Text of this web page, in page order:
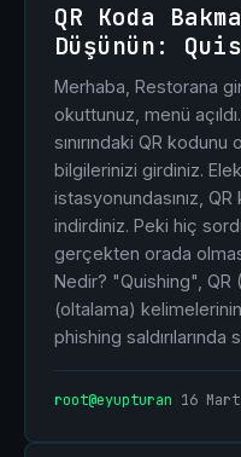
QR Koda
Düşünün:
Merhaba, Restorana
okuttunuz, menü
sınırındaki QR
bilgilerinizi girdiniz.
istasyonundasınız,
indirdiniz. Peki hiç
gerçekten orada
Nedir? "Quishing",
(oltalama)
phishing
root@eyupturan 16